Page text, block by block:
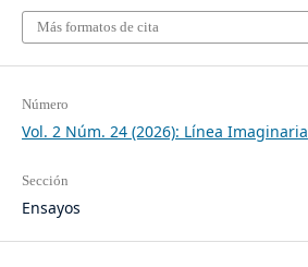
Más formatos de cita
Número
Vol. 2 Núm. 24 (2026): Línea Imaginaria
Sección
Ensayos